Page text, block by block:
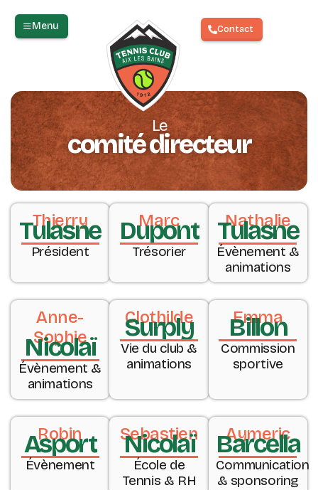
Menu Contact
Le
comité directeur
Thierry
Tulasne
Président
Marc
Dupont
Trésorier
Nathalie
Tulasne
Évènement &
animations
Anne-
Sophie
Nicolaï
Évènement &
animations
Clothilde
Surply
Vie du club &
animations
Emma
Billon
Commission
sportive
Robin
Asport
Évènement
Sebastien
Nicolaï
École de
Tennis & RH
Aymeric
Barcella
Communication
& sponsoring